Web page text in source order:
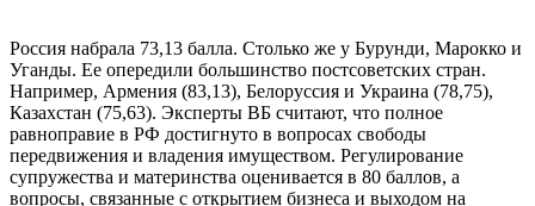
Россия набрала 73,13 балла. Столько же у Бурунди, Марокко и
Уганды. Ее опередили большинство постсоветских стран.
Например, Армения (83,13), Белоруссия и Украина (78,75),
Казахстан (75,63). Эксперты ВБ считают, что полное
равноправие в РФ достигнуто в вопросах свободы
передвижения и владения имуществом. Регулирование
супружества и материнства оценивается в 80 баллов, а
вопросы, связанные с открытием бизнеса и выходом на